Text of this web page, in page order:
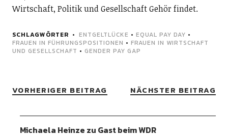
Wirtschaft, Politik und Gesellschaft Gehör findet.
SCHLAGWÖRTER ENTGELTLÜCKE • EQUAL PAY DAY •
FRAUEN IN FÜHRUNGSPOSITIONEN • FRAUEN IN WIRTSCHAFT
UND GESELLSCHAFT • GENDER PAY GAP
VORHERIGER BEITRAG NÄCHSTER BEITRAG
Michaela Heinze zu Gast beim WDR